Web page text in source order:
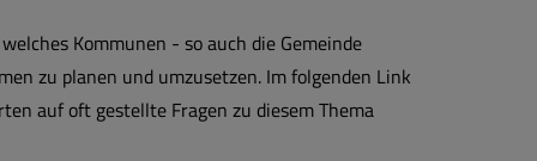
Kommunen - so auch die Gemeinde
zu planen und umzusetzen. Im folgenden Link
auf oft gestellte Fragen zu diesem Thema